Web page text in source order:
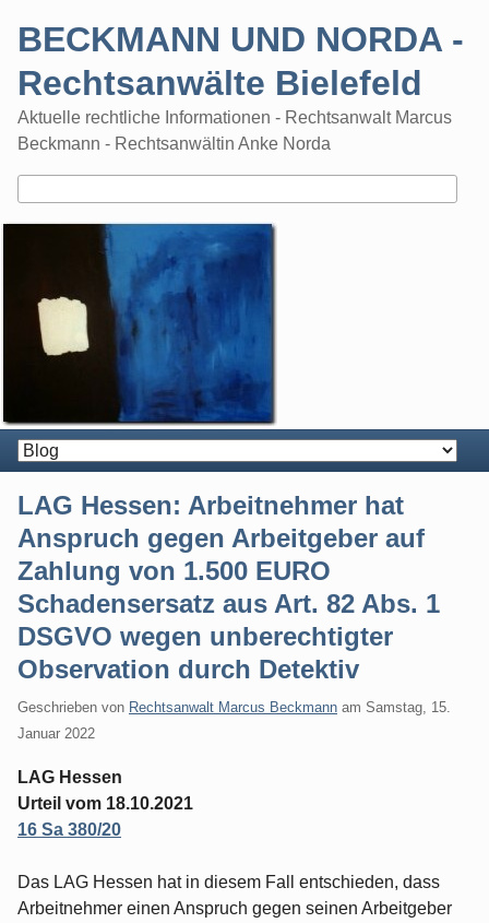
BECKMANN UND NORDA -
Rechtsanwälte Bielefeld
Aktuelle rechtliche Informationen - Rechtsanwalt Marcus
Beckmann - Rechtsanwältin Anke Norda
LAG Hessen: Arbeitnehmer hat
Anspruch gegen Arbeitgeber auf
Zahlung von 1.500 EURO
Schadensersatz aus Art. 82 Abs. 1
DSGVO wegen unberechtigter
Observation durch Detektiv
Geschrieben von Rechtsanwalt Marcus Beckmann am Samstag, 15.
Januar 2022
LAG Hessen
Urteil vom 18.10.2021
16 Sa 380/20
Das LAG Hessen hat in diesem Fall entschieden, dass
Arbeitnehmer einen Anspruch gegen seinen Arbeitgeber